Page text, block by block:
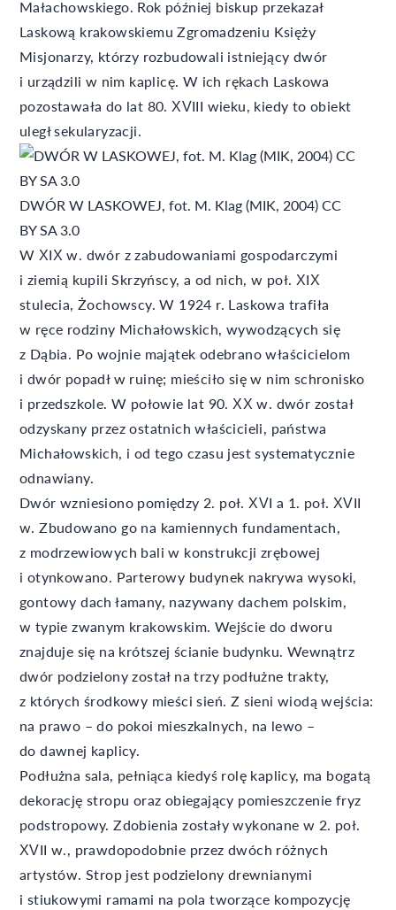
Małachowskiego. Rok później biskup przekazał
Laskową krakowskiemu Zgromadzeniu Księży
Misjonarzy, którzy rozbudowali istniejący dwór
i urządzili w nim kaplicę. W ich rękach Laskowa
pozostawała do lat 80. XVIII wieku, kiedy to obiekt
uległ sekularyzacji.
DWÓR W LASKOWEJ, fot. M. Klag (MIK, 2004) CC
BY SA 3.0
W XIX w. dwór z zabudowaniami gospodarczymi
i ziemią kupili Skrzyńscy, a od nich, w poł. XIX
stulecia, Żochowscy. W 1924 r. Laskowa trafiła
w ręce rodziny Michałowskich, wywodzących się
z Dąbia. Po wojnie majątek odebrano właścicielom
i dwór popadł w ruinę; mieściło się w nim schronisko
i przedszkole. W połowie lat 90. XX w. dwór został
odzyskany przez ostatnich właścicieli, państwa
Michałowskich, i od tego czasu jest systematycznie
odnawiany.
Dwór wzniesiono pomiędzy 2. poł. XVI a 1. poł. XVII
w. Zbudowano go na kamiennych fundamentach,
z modrzewiowych bali w konstrukcji zrębowej
i otynkowano. Parterowy budynek nakrywa wysoki,
gontowy dach łamany, nazywany dachem polskim,
w typie zwanym krakowskim. Wejście do dworu
znajduje się na krótszej ścianie budynku. Wewnątrz
dwór podzielony został na trzy podłużne trakty,
z których środkowy mieści sień. Z sieni wiodą wejścia:
na prawo – do pokoi mieszkalnych, na lewo –
do dawnej kaplicy.
Podłużna sala, pełniąca kiedyś rolę kaplicy, ma bogatą
dekorację stropu oraz obiegający pomieszczenie fryz
podstropowy. Zdobienia zostały wykonane w 2. poł.
XVII w., prawdopodobnie przez dwóch różnych
artystów. Strop jest podzielony drewnianymi
i stiukowymi ramami na pola tworzące kompozycję